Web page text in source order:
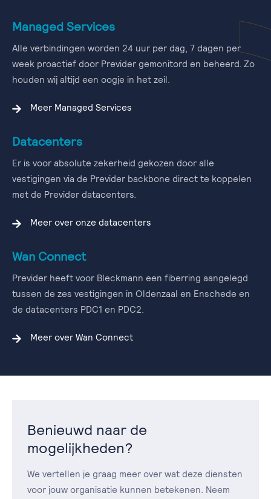
Managed Services
Alle verbindingen worden 24 uur per dag, 7 dagen per
week proactief door Previder gemonitord en beheerd. Zo
houden wij altijd een oogje in het zeil.
Meer Managed Services
Datacenters
Er is voor absolute zekerheid gekozen door alle
vestigingen via de Previder backbone direct te koppelen
met de Previder datacenters.
Meer over onze datacenters
Wan Connect
Previder heeft voor Bleckmann een fiberring aangelegd
tussen de zes vestigingen in Oldenzaal en Enschede en
de datacenters PDC1 en PDC2.
Meer over Wan Connect
Benieuwd naar de
mogelijkheden?
We vertellen je graag meer over wat deze diensten
voor jouw organisatie kunnen betekenen. Neem